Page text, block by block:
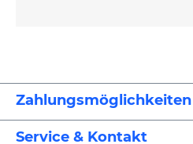
Zahlungsmöglichkeiten
Service & Kontakt